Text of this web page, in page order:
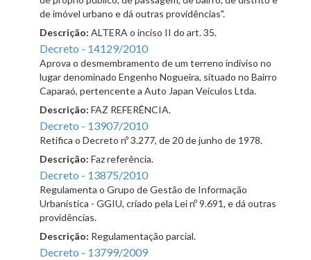
de imóvel urbano e dá outras providências".
Descrição: ALTERA o inciso II do art. 35.
Decreto - 14129/2010
Aprova o desmembramento de um terreno indiviso no
lugar denominado Engenho Nogueira, situado no Bairro
Caparaó, pertencente a Auto Japan Veículos Ltda.
Descrição: FAZ REFERÊNCIA.
Decreto - 13907/2010
Retifica o Decreto nº 3.277, de 20 de junho de 1978.
Descrição: Faz referência.
Decreto - 13875/2010
Regulamenta o Grupo de Gestão de Informação
Urbanística - GGIU, criado pela Lei nº 9.691, e dá outras
providências.
Descrição: Regulamentação parcial.
Decreto - 13799/2009